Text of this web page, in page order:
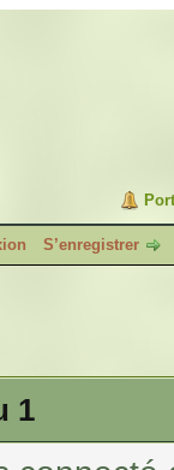
S’enregistrer
1